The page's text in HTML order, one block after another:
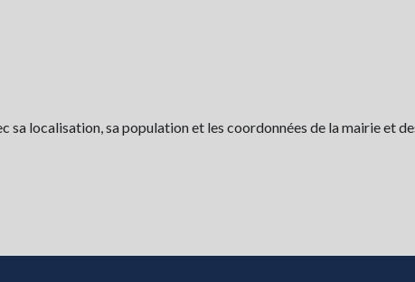
sa localisation, sa population et les coordonnées de la mairie et